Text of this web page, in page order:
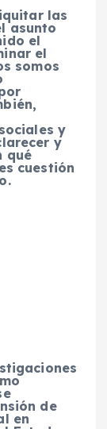
las
asunto
el
el
somos
y
y
qué
cuestión
de
en